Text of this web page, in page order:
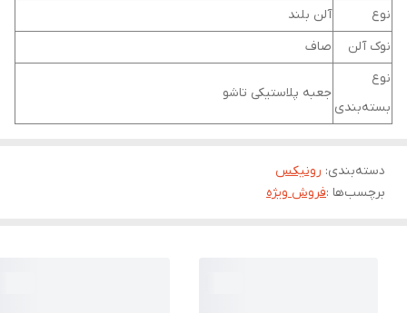
نوع
آلن بلند
نوک آلن
صاف
نوع
بسته‌بندی
جعبه پلاستیکی تاشو
دسته‌بندی: رونیکس
برچسب‌ها :فروش ویژه